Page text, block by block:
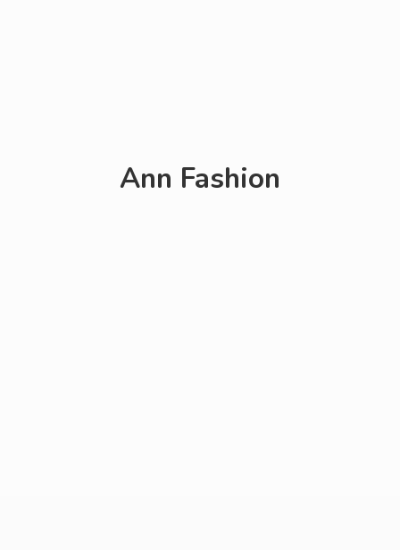
Ann Fashion